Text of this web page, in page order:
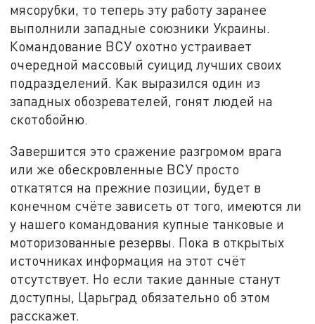
мясорубки, то теперь эту работу заранее
выполнили западные союзники Украины.
Командование ВСУ охотно устраивает
очередной массовый суицид лучших своих
подразделений. Как выразился один из
западных обозревателей, гонят людей на
скотобойню.
Завершится это сражение разгромом врага
или же обескровленные ВСУ просто
откатятся на прежние позиции, будет в
конечном счёте зависеть от того, имеются ли
у нашего командования купные танковые и
моторизованные резервы. Пока в открытых
источниках информация на этот счёт
отсутствует. Но если такие данные станут
доступны, Царьград обязательно об этом
расскажет.